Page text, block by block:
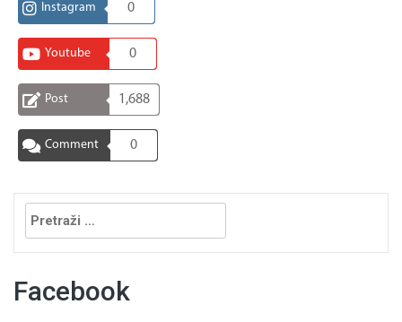
Instagram 0
Youtube 0
Post 1,688
Comment 0
Pretraga:
Facebook